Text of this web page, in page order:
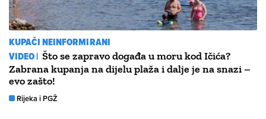
KUPAČI NEINFORMIRANI
VIDEO | Što se zapravo događa u moru kod Ičića?
Zabrana kupanja na dijelu plaža i dalje je na snazi –
evo zašto!
Rijeka i PGŽ